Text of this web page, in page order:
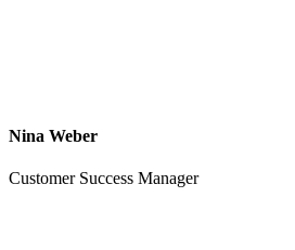
Nina Weber
Customer Success Manager